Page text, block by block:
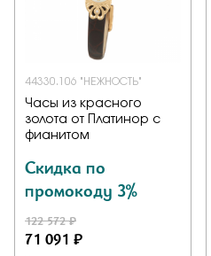
44330.106 "НЕЖНОСТЬ"
Часы из красного
золота от Платинор с
фианитом
Скидка по
промокоду 3%
122 572 ₽
71 091 ₽
Заказать
Подтверждаю, что я
политики